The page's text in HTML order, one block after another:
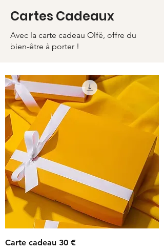
Cartes Cadeaux
Avec la carte cadeau Olfë, offre du
bien-être à porter !
Carte cadeau 30 €